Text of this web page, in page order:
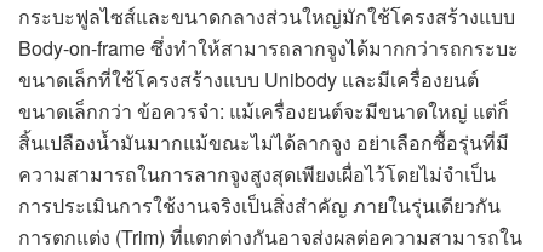
กระบะฟูลไซส์และขนาดกลางส่วนใหญ่มักใช้โครงสร้างแบบ
Body-on-frame ซึ่งทำให้สามารถลากจูงได้มากกว่ารถกระบะ
ขนาดเล็กที่ใช้โครงสร้างแบบ Unibody และมีเครื่องยนต์
ขนาดเล็กกว่า ข้อควรจำ: แม้เครื่องยนต์จะมีขนาดใหญ่ แต่ก็
สิ้นเปลืองน้ำมันมากแม้ขณะไม่ได้ลากจูง อย่าเลือกซื้อรุ่นที่มี
ความสามารถในการลากจูงสูงสุดเพียงเผื่อไว้โดยไม่จำเป็น
การประเมินการใช้งานจริงเป็นสิ่งสำคัญ ภายในรุ่นเดียวกัน
การตกแต่ง (Trim) ที่แตกต่างกันอาจส่งผลต่อความสามารถใน